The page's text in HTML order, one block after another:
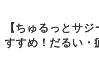
【ちゅるっとサ
すすめ！だるい・